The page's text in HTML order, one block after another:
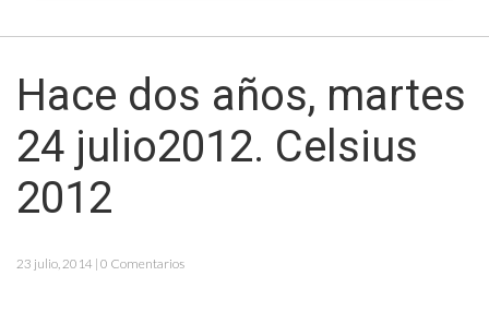
Hace dos años, martes
24 julio2012. Celsius
2012
23 julio, 2014 | 0 Comentarios